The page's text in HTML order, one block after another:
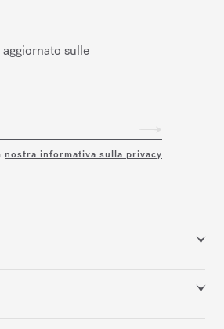
sulle
nostra informativa sulla privacy